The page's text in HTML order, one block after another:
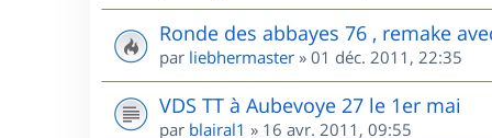
Ronde des abbayes 76 , remake
par liebhermaster » 01 déc. 2011, 22:35
VDS TT à Aubevoye 27 le 1er mai
par blairal1 » 16 avr. 2011, 09:55